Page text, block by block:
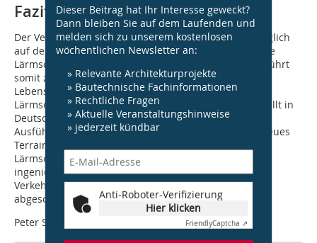
Fazit
Der Verkehrslärm, den die über 120 000 Fahrzeuge täglich
auf der A 1 bei Köln-Lövenich erzeugen, wird durch die
Lärmschutzeinhausung entscheidend reduziert und führt
somit zu einer erheblichen Verbesserung der
Lebensqualität der Anwohner. Der Bau einer
Lärmschutzeinhausung mit einem Stahl-Glas-Dach stellt in
Deutschland bislang ein Novum dar. Sowohl in der
Ausführung als auch in der Vorschriftenlage wurde neues
Terrain betreten. Die Planungen zum Pilotprojekt der
Lärmschutzeinhausung Köln-Lövenich waren eine
ingenieurmäßige Herausforderung, welche mit der
Verkehrsfreigabe am 21. Dezember 2012 nahezu
abgeschlossen wurden.
Peter Sprinke, Sven Rosenberg, Düsseldorf
Dieser Beitrag hat Ihr Interesse geweckt?
Dann bleiben Sie auf dem Laufenden und
melden sich zu unserem kostenlosen
wöchentlichen Newsletter an:
» Relevante Architekturprojekte
» Bautechnische Fachinformationen
» Rechtliche Fragen
» Aktuelle Veranstaltungshinweise
» jederzeit kündbar
Anti-Roboter-Verifizierung
Hier klicken
FriendlyCaptcha ⇗